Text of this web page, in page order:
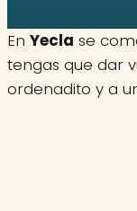
En Yecla se
tengas que dar
ordenadito y a